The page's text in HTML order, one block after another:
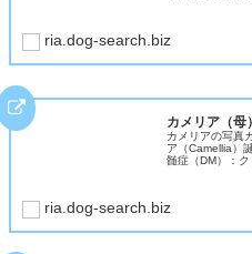
ria.dog-search.biz
カメリア（母
カメリアの写真
ア（Camellia）
髄症（DM）：ク
ria.dog-search.biz